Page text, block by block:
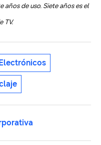
de uso. Siete años es el
TV.